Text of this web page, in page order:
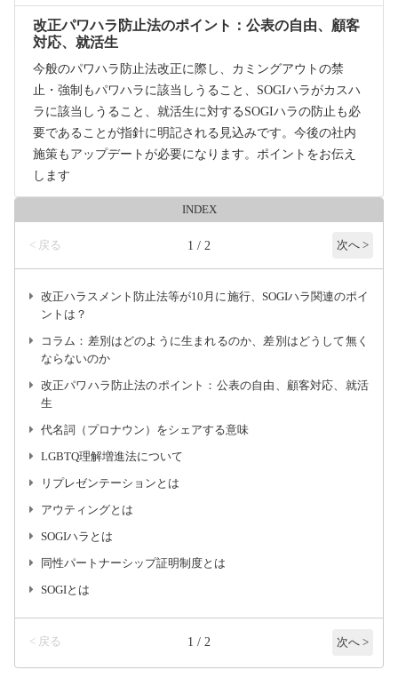
改正パワハラ防止法のポイント：公表の自由、顧客
対応、就活生
今般のパワハラ防止法改正に際し、カミングアウトの禁
止・強制もパワハラに該当しうること、SOGIハラがカスハ
ラに該当しうること、就活生に対するSOGIハラの防止も必
要であることが指針に明記される見込みです。今後の社内
施策もアップデートが必要になります。ポイントをお伝え
します
INDEX
< 戻る 1 / 2 次へ >
改正ハラスメント防止法等が10月に施行、SOGIハラ関連のポイ
ントは？
コラム：差別はどのように生まれるのか、差別はどうして無く
ならないのか
改正パワハラ防止法のポイント：公表の自由、顧客対応、就活
生
代名詞（プロナウン）をシェアする意味
LGBTQ理解増進法について
リプレゼンテーションとは
アウティングとは
SOGIハラとは
同性パートナーシップ証明制度とは
SOGIとは
< 戻る 1 / 2 次へ >